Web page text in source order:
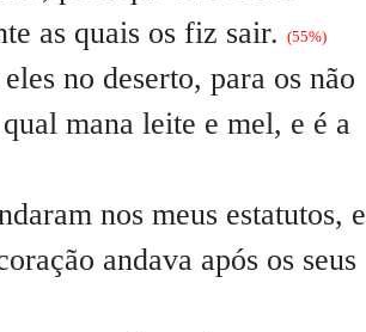
as quais os fiz sair.
(55%)
no deserto, para os não
mana leite e mel, e é a
nos meus estatutos, e
andava após os seus